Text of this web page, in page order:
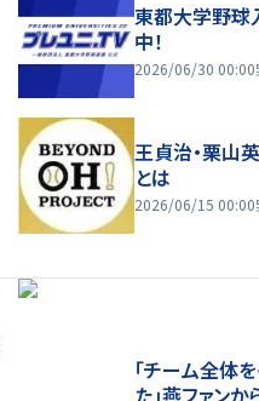
東都大学野球
中！
2026/06/30 00:00
王貞治・栗山
とは
2026/06/15 00:00
「チーム全体
た」燕ファン